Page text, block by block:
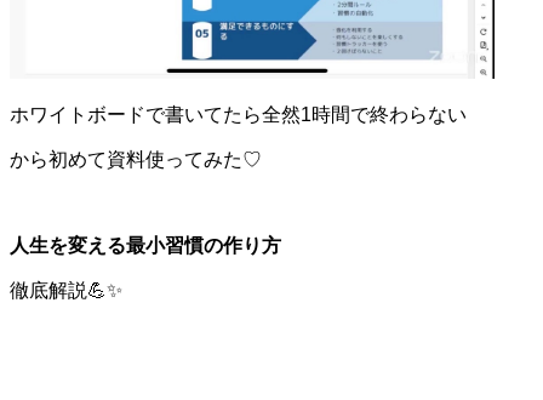
ホワイトボードで書いてたら全然1時間で終わらない
から初めて資料使ってみた♡
人生を変える最小習慣の作り方
徹底解説💪✨